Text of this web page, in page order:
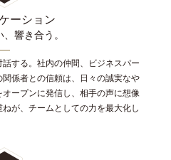
ーション
響き合う。
する。社内の仲間、ビジネスパー
係者との信頼は、日々の誠実なや
ープンに発信し、相手の声に想像
が、チームとしての力を最大化し